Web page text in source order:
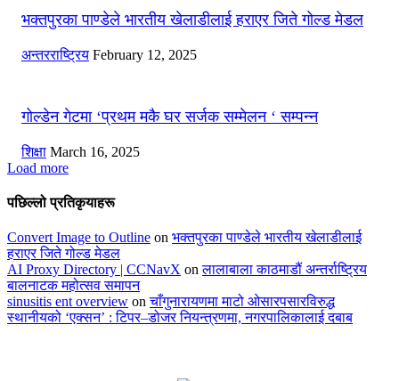
भक्तपुरका पाण्डेले भारतीय खेलाडीलाई हराएर जिते गोल्ड मेडल
अन्तरराष्ट्रिय February 12, 2025
गोल्डेन गेटमा ‘प्रथम मकै घर सर्जक सम्मेलन ‘ सम्पन्न
शिक्षा March 16, 2025
Load more
पछिल्लो प्रतिकृयाहरू
Convert Image to Outline on भक्तपुरका पाण्डेले भारतीय खेलाडीलाई
हराएर जिते गोल्ड मेडल
AI Proxy Directory | CCNavX onलालाबाला काठमाडौं अन्तर्राष्ट्रिय
बालनाटक महोत्सव समापन
sinusitis ent overview onचाँगुनारायणमा माटो ओसारपसारविरुद्ध
स्थानीयको ‘एक्सन’ : टिपर–डोजर नियन्त्रणमा, नगरपालिकालाई दबाब